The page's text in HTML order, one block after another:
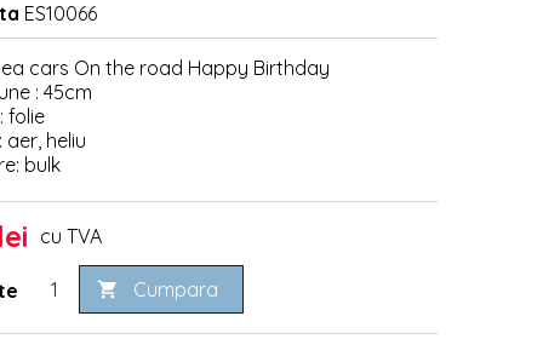
ES10066
cars On the road Happy Birthday
: 45cm
folie
aer, heliu
bulk
cu TVA
 Cumpara